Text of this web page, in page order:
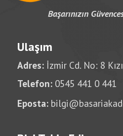
Başarınızın
Ulaşım
Adres: İzmir Cd. No: 8
Telefon: 0545 441 0 441
Eposta: